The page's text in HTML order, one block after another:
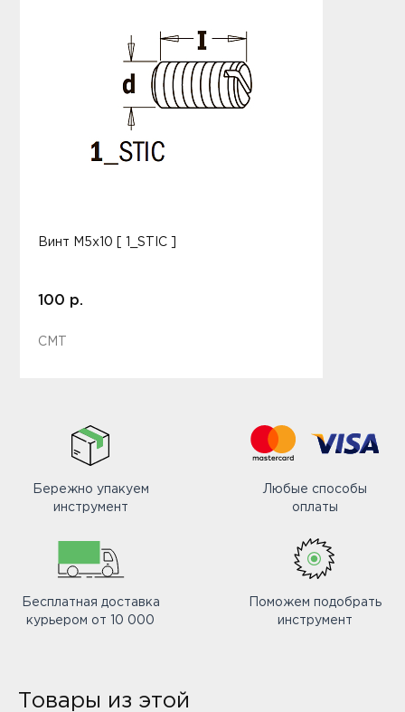
Винт M5x10 [ 1_STIC ]
100 р.
CMT
Бережно упакуем
инструмент
Любые способы
оплаты
Бесплатная доставка
курьером от 10 000
Поможем подобрать
инструмент
Товары из этой